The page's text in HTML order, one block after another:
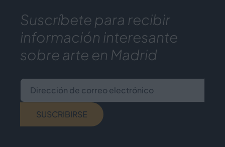
Suscríbete para recibir
información interesante
sobre arte en Madrid
Dirección de correo electrónico
SUSCRIBIRSE